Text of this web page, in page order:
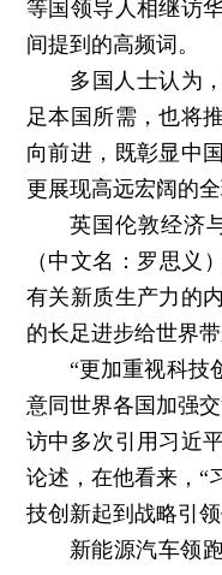
等国领导人相继访
间提到的高频词。
多国人士认为
足本国所需，也将
向前进，既彰显中
更展现高远宏阔的全
英国伦敦经济
（中文名：罗思义
有关新质生产力的
的长足进步给世界带
“更加重视科技
意同世界各国加强
访中多次引用习近
论述，在他看来，“
技创新起到战略引领
新能源汽车领